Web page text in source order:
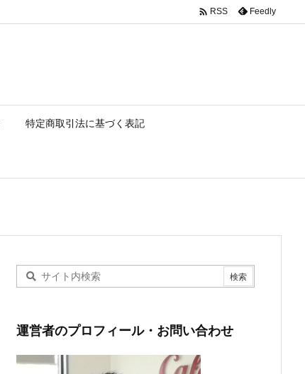
特定商取引法に基づく表記
 RSS Feedly
運営者のプロフィール・お問い合わせ